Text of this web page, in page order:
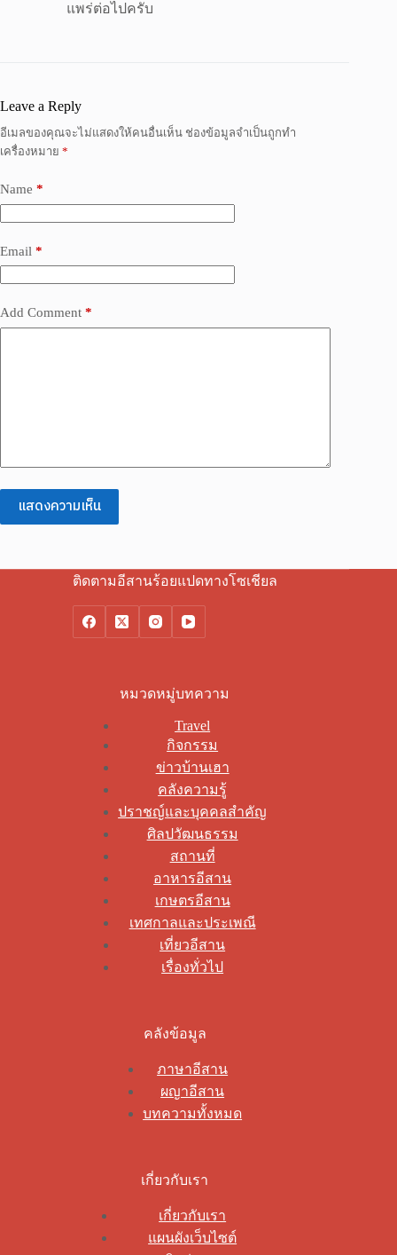
แพร่ต่อไปครับ
Leave a Reply
อีเมลของคุณจะไม่แสดงให้คนอื่นเห็น ช่องข้อมูลจำเป็นถูกทำ
เครื่องหมาย *
Name *
Email *
Add Comment *
แสดงความเห็น
ติดตามอีสานร้อยแปดทางโซเชียล
หมวดหมู่บทความ
Travel
กิจกรรม
ข่าวบ้านเฮา
คลังความรู้
ปราชญ์และบุคคลสำคัญ
ศิลปวัฒนธรรม
สถานที่
อาหารอีสาน
เกษตรอีสาน
เทศกาลและประเพณี
เที่ยวอีสาน
เรื่องทั่วไป
คลังข้อมูล
ภาษาอีสาน
ผญาอีสาน
บทความทั้งหมด
เกี่ยวกับเรา
เกี่ยวกับเรา
แผนผังเว็บไซต์